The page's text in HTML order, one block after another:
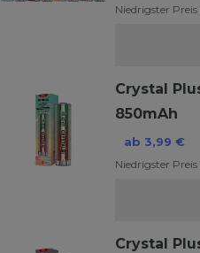
Niedrigster
Crystal
850mAh
ab 3,99 €
Niedrigster
Crystal